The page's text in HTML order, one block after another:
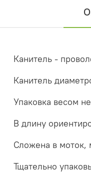
Канитель -
Канитель
Упаковка весом
В длину
Сложена в моток,
Тщательно